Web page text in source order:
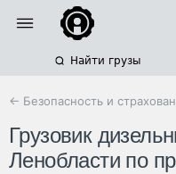
Найти грузы
← Безопасность и
Грузовик
Ленобласти по